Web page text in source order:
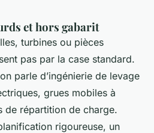
et hors gabarit
turbines ou pièces
pas par la case standard.
parle d’ingénierie de levage
grues mobiles à
de répartition de charge.
rigoureuse, un